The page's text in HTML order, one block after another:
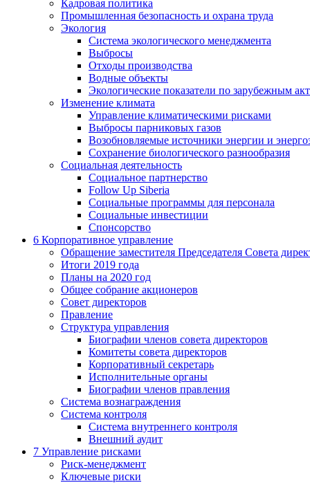
Кадровая политика
Промышленная безопасность и охрана труда
Экология
Система экологического менеджмента
Выбросы
Отходы производства
Водные объекты
Экологические показатели по зарубежным
Изменение климата
Управление климатическими рисками
Выбросы парниковых газов
Возобновляемые источники энергии и
Сохранение биологического разнообразия
Социальная деятельность
Социальное партнерство
Follow Up Siberia
Социальные программы для персонала
Социальные инвестиции
Спонсорство
6 Корпоративное управление
Обращение заместителя Председателя Совета
Итоги 2019 года
Планы на 2020 год
Общее собрание акционеров
Совет директоров
Правление
Структура управления
Биографии членов совета директоров
Комитеты совета директоров
Корпоративный секретарь
Исполнительные органы
Биографии членов правления
Система вознаграждения
Система контроля
Система внутреннего контроля
Внешний аудит
7 Управление рисками
Риск-менеджмент
Ключевые риски